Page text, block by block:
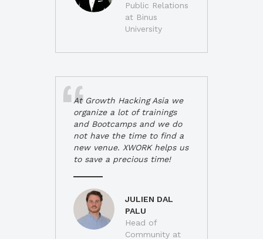
Public Relations
at Binus
University
At Growth Hacking Asia we
organize a lot of trainings
and Bootcamps and we do
not have the time to find a
new venue. XWORK helps us
to save a precious time!
JULIEN DAL
PALU
Head of
Community at